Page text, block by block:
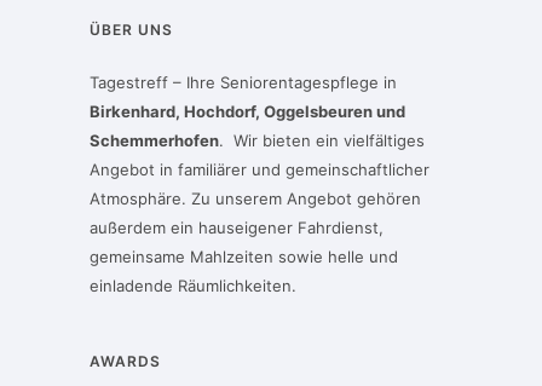
ÜBER UNS
Tagestreff – Ihre Seniorentagespflege in
Birkenhard, Hochdorf, Oggelsbeuren und
Schemmerhofen. Wir bieten ein vielfältiges
Angebot in familiärer und gemeinschaftlicher
Atmosphäre. Zu unserem Angebot gehören
außerdem ein hauseigener Fahrdienst,
gemeinsame Mahlzeiten sowie helle und
einladende Räumlichkeiten.
AWARDS